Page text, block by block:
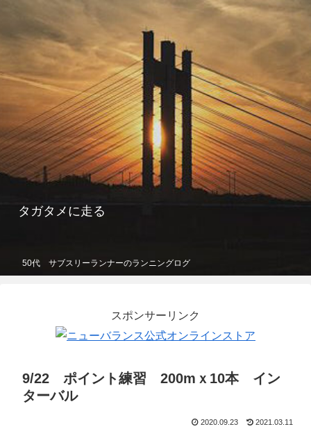
タガタメに走る
50代 サブスリーランナーのランニングログ
スポンサーリンク
9/22 ポイント練習 200mｘ10本 イン
ターバル
2020.09.23 2021.03.11